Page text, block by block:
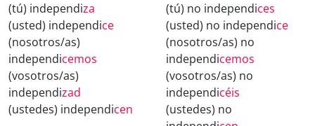
(tú) independiza
(usted) independice
(nosotros/as)
independicemos
(vosotros/as)
independizad
(ustedes) independicen
(tú) no independices
(usted) no independice
(nosotros/as) no
independicemos
(vosotros/as) no
independicéis
(ustedes) no